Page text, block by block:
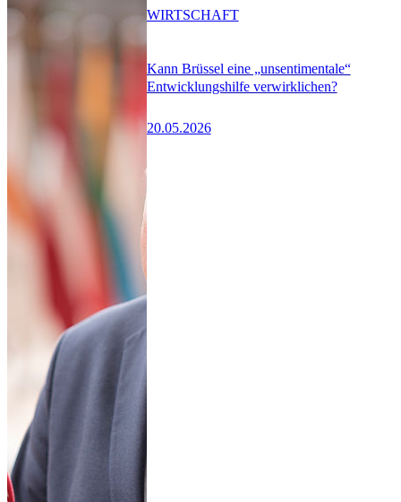
Kann Brüssel eine „unsentimentale“
Entwicklungshilfe verwirklichen?
20.05.2026
WIRTSCHAFT